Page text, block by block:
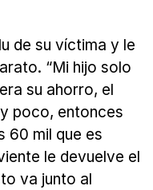
de su víctima y le
“Mi hijo solo
su ahorro, el
poco, entonces
60 mil que es
le devuelve el
va junto al